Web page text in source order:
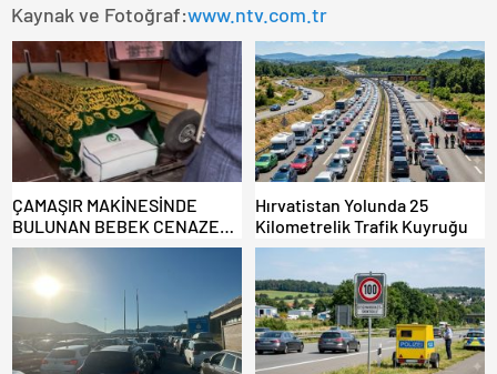
Kaynak ve Fotoğraf:www.ntv.com.tr
ÇAMAŞIR MAKİNESİNDE
BULUNAN BEBEK CENAZESİ
ŞOK ETTİ
Hırvatistan Yolunda 25
Kilometrelik Trafik Kuyruğu